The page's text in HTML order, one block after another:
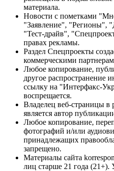
материала.
Новости с пометками
"Заявление", "Регионы",
"Тест-драйв",
правах рекламы.
Раздел Спецпроекты
коммерческими
Любое копирование,
другое распространение
ссылку на "Интерфакс-
воспрещается.
Владелец веб-страницы в
является автор
Любое копирование,
фотографий и/или
принадлежащих
запрещено.
Материалы сайта
лиц старше 21 года (21+).